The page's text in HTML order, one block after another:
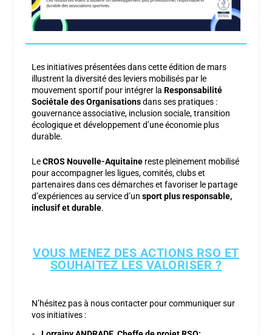
Les initiatives présentées dans cette édition de mars
illustrent la diversité des leviers mobilisés par le
mouvement sportif pour intégrer laResponsabilité
Sociétale des Organisationsdans ses pratiques :
gouvernance associative, inclusion sociale, transition
écologique et développement d’une économie plus
durable.
LeCROS Nouvelle-Aquitaine reste pleinement mobilisé
pour accompagner les ligues, comités, clubs et
partenaires dans ces démarches et favoriser le partage
d’expériences au service d’unsport plus responsable,
inclusif et durable.
VOUS MENEZ DES ACTIONS RSO ET
SOUHAITEZ LES VALORISER ?
N’hésitez pas à nous contacter pour communiquer sur
vos initiatives :